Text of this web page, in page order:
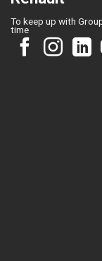
To keep up with
time